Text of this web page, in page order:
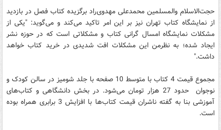
حجت‌الاسلام والمسلمین محمد‌علی مهدوی‌راد برگزیده کتاب فصل در بازدید
از نمایشگاه کتاب تهران نیز بر این امر تاکید می‌کند و می‌گوید: "یکی از
مشکلات نمایشگاه امسال گرانی کتاب و مشکلاتی است که در حوزه نشر
ایجاد شده؛ به نظرمن این مشکلات افت شدیدی در خرید کتاب خواهد
داشت."
مجموع قیمت 4 کتاب با متوسط 10 صفحه با جلد شومیز در سالن کودک و
نوجوان حدود 27 هزار تومان می‌شود. در بخش دانشگاهی و کتاب‌های
آموزشی بنا به گفته ناشران قیمت کتاب‌ها با افزایش 3 برابری همراه بوده
است.